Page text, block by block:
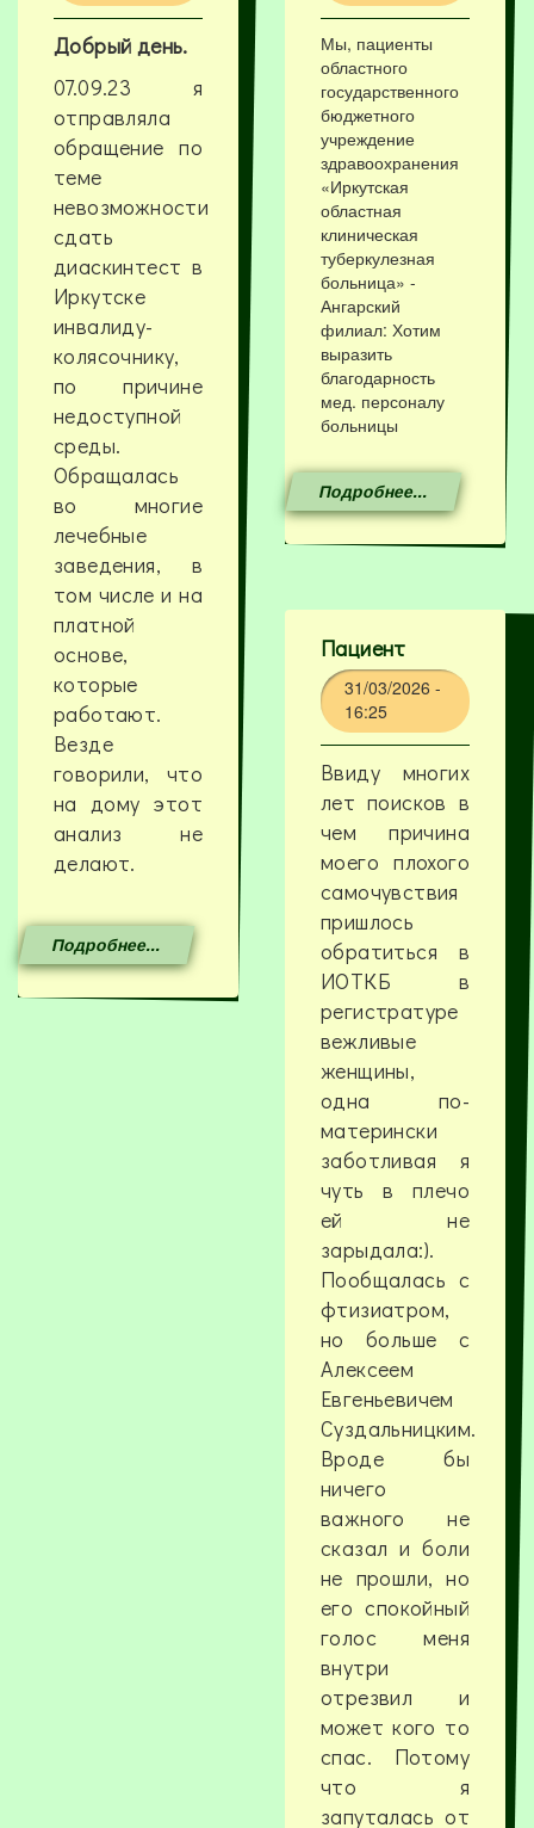
Добрый день.
07.09.23 я
отправляла
обращение по
теме
невозможности
сдать
диаскинтест в
Иркутске
инвалиду-
колясочнику,
по причине
недоступной
среды.
Обращалась
во многие
лечебные
заведения, в
том числе и на
платной
основе,
которые
работают.
Везде
говорили, что
на дому этот
анализ не
делают.
Подробнее...
Мы, пациенты
областного
государственного
бюджетного
учреждение
здравоохранения
«Иркутская
областная
клиническая
туберкулезная
больница» -
Ангарский
филиал: Хотим
выразить
благодарность
мед. персоналу
больницы
Подробнее...
Пациент
31/03/2026 -
16:25
Ввиду многих
лет поисков в
чем причина
моего плохого
самочувствия
пришлось
обратиться в
ИОТКБ в
регистратуре
вежливые
женщины,
одна по-
матерински
заботливая я
чуть в плечо
ей не
зарыдала:).
Пообщалась с
фтизиатром,
но больше с
Алексеем
Евгеньевичем
Суздальницким.
Вроде бы
ничего
важного не
сказал и боли
не прошли, но
его спокойный
голос меня
внутри
отрезвил и
может кого то
спас. Потому
что я
запуталась от